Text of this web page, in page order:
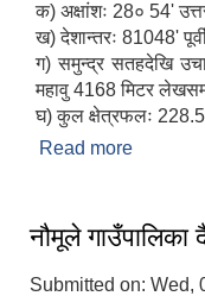
क) अक्षांशः 28० 54'
ख) देशान्तरः 81048'
ग) समुन्द्र सतहदेखि
महावु 4168 मिटर
घ) कुल क्षेत्रफलः
Read more
नौमूले
Submitted on: Wed,